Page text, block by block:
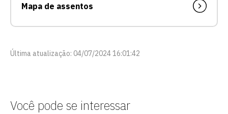
Mapa de assentos
Última atualização: 04/07/2024 16:01:42
Você pode se interessar